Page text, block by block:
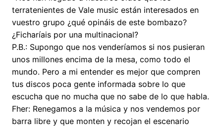
terratenientes de Vale music están interesados en
vuestro grupo ¿qué opináis de este bombazo?
¿Ficharíais por una multinacional?
P.B.: Supongo que nos venderíamos si nos pusieran
unos millones encima de la mesa, como todo el
mundo. Pero a mi entender es mejor que compren
tus discos poca gente informada sobre lo que
escucha que no mucha que no sabe de lo que habla.
Fher: Renegamos a la música y nos vendemos por
barra libre y que monten y recojan el escenario